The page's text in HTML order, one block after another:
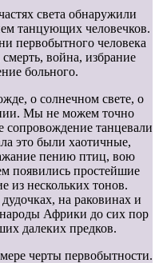
света обнаружили
танцующих человечков.
первобытного человека
война, избрание
больного.
о солнечном свете, о
Мы не можем точно
сопровождение танцевали
это были хаотичные,
пению птиц, вою
появились простейшие
из нескольких тонов.
на раковинах и
Африки до сих пор
далеких предков.
черты первобытности.